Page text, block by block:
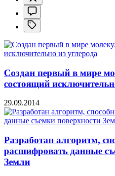
Создан первый в мире
состоящий
29.09.2014
Разработан алгоритм,
расшифровать данные
Земли